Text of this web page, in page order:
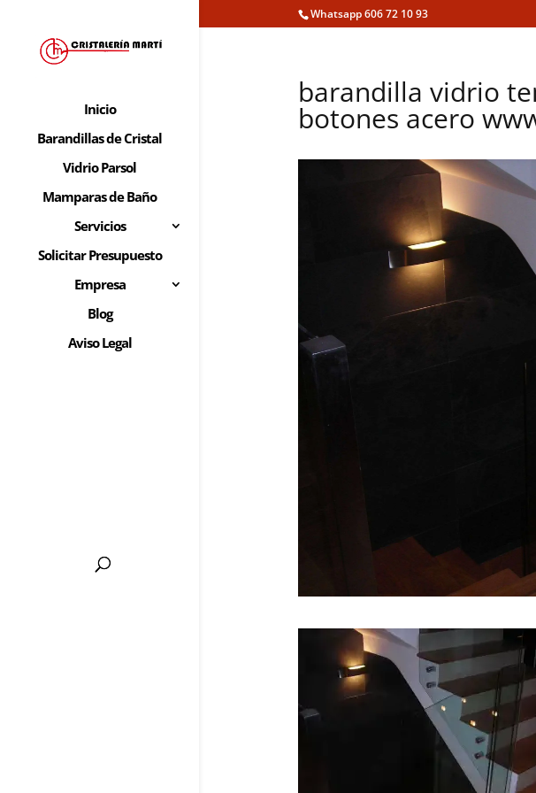
Whatsapp 606 72 10 93
Inicio
Barandillas de Cristal
Vidrio Parsol
Mamparas de Baño
Servicios
Solicitar Presupuesto
Empresa
Blog
Aviso Legal
barandilla vidrio
botones acero